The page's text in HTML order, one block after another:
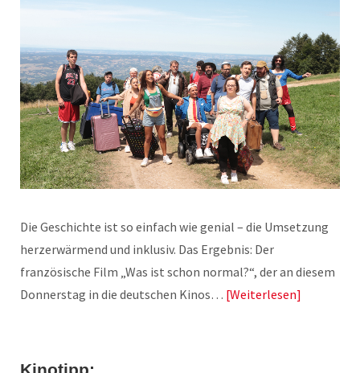
Die Geschichte ist so einfach wie genial – die Umsetzung
herzerwärmend und inklusiv. Das Ergebnis: Der
französische Film „Was ist schon normal?“, der an diesem
Donnerstag in die deutschen Kinos… Weiterlesen
Kinotipp: